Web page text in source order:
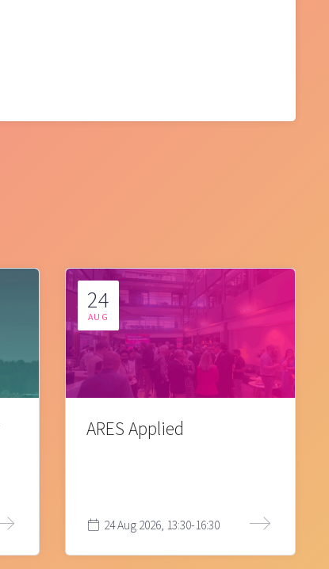
24
AUG
ARES Applied
24 Aug 2026, 13:30-16:30